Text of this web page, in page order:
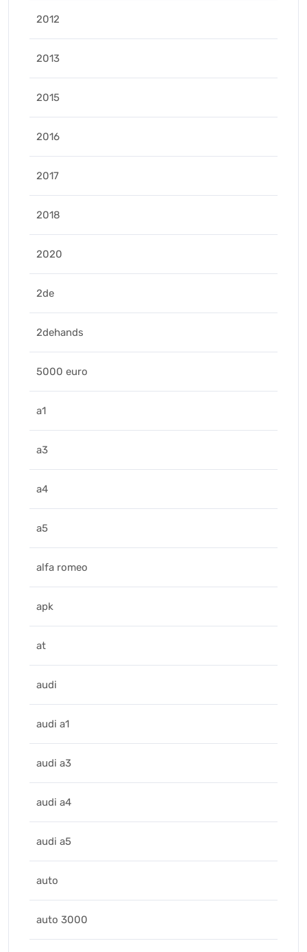
2012
2013
2015
2016
2017
2018
2020
2de
2dehands
5000 euro
a1
a3
a4
a5
alfa romeo
apk
at
audi
audi a1
audi a3
audi a4
audi a5
auto
auto 3000